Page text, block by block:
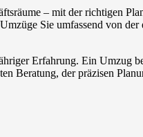
– mit der richtigen
Sie umfassend von der
Erfahrung. Ein Umzug
Beratung, der präzisen